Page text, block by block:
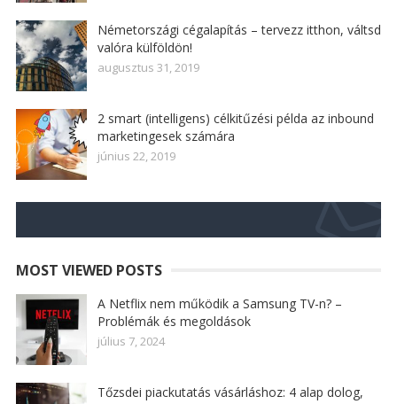
Németországi cégalapítás – tervezz itthon, váltsd
valóra külföldön!
augusztus 31, 2019
2 smart (intelligens) célkitűzési példa az inbound
marketingesek számára
június 22, 2019
MOST VIEWED POSTS
A Netflix nem működik a Samsung TV-n? –
Problémák és megoldások
július 7, 2024
Tőzsdei piackutatás vásárláshoz: 4 alap dolog,